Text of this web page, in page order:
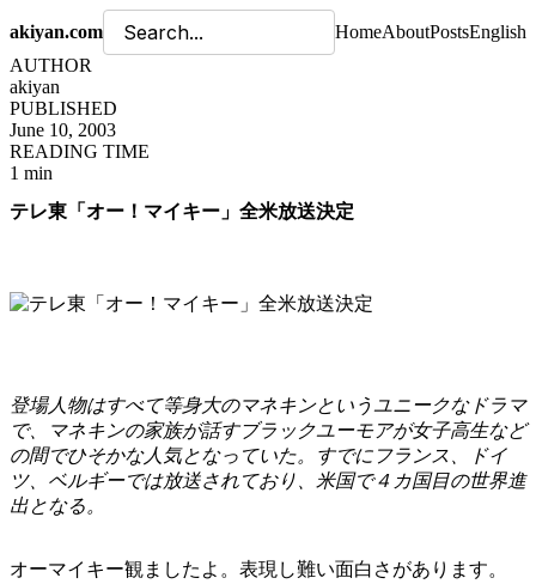
akiyan.com HomeAboutPostsEnglish
AUTHOR
akiyan
PUBLISHED
June 10, 2003
READING TIME
1 min
テレ東「オー！マイキー」全米放送決定
登場人物はすべて等身大のマネキンというユニークなドラマ
で、マネキンの家族が話すブラックユーモアが女子高生など
の間でひそかな人気となっていた。すでにフランス、ドイ
ツ、ベルギーでは放送されており、米国で４カ国目の世界進
出となる。
オーマイキー観ましたよ。表現し難い面白さがあります。